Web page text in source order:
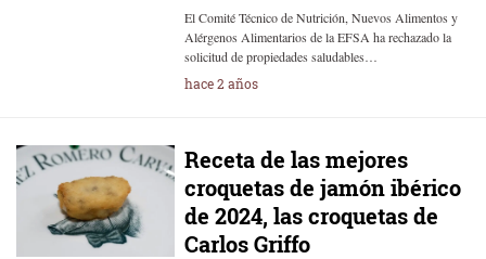
El Comité Técnico de Nutrición, Nuevos Alimentos y
Alérgenos Alimentarios de la EFSA ha rechazado la
solicitud de propiedades saludables…
hace 2 años
Receta de las mejores
croquetas de jamón ibérico
de 2024, las croquetas de
Carlos Griffo